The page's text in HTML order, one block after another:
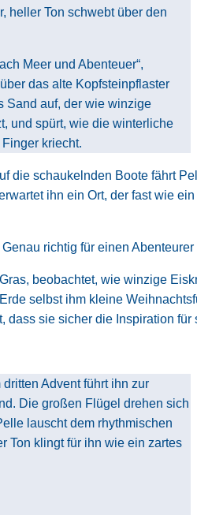
heller Ton schwebt über den
Meer und Abenteuer“,
das alte Kopfsteinpflaster
Sand auf, der wie winzige
und spürt, wie die winterliche
kriecht.
die schaukelnden Boote fährt
ihn ein Ort, der fast wie
richtig für einen Abenteurer
beobachtet, wie winzige
selbst ihm kleine
dass sie sicher die Inspiration
Advent führt ihn zur
Die großen Flügel drehen sich
lauscht dem rhythmischen
Ton klingt für ihn wie ein zartes